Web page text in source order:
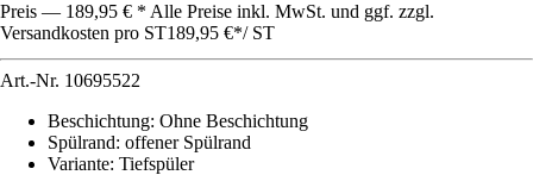
Preis — 189,95 € * Alle Preise inkl. MwSt. und ggf. zzgl.
Versandkosten pro ST189,95 €*/ ST
Art.-Nr. 10695522
Beschichtung: Ohne Beschichtung
Spülrand: offener Spülrand
Variante: Tiefspüler